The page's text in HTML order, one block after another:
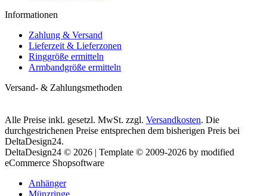
Informationen
Zahlung & Versand
Lieferzeit & Lieferzonen
Ringgröße ermitteln
Armbandgröße ermitteln
Versand- & Zahlungsmethoden
Alle Preise inkl. gesetzl. MwSt. zzgl. Versandkosten. Die
durchgestrichenen Preise entsprechen dem bisherigen Preis bei
DeltaDesign24.
DeltaDesign24 © 2026 | Template © 2009-2026 by modified
eCommerce Shopsoftware
Anhänger
Münzringe